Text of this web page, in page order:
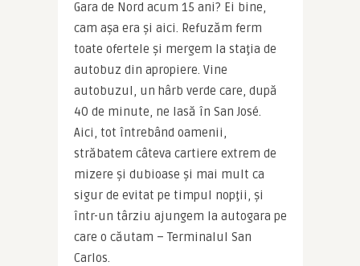
Gara de Nord acum 15 ani? Ei bine,
cam aşa era şi aici. Refuzăm ferm
toate ofertele şi mergem la staţia de
autobuz din apropiere. Vine
autobuzul, un hârb verde care, după
40 de minute, ne lasă în San José.
Aici, tot întrebând oamenii,
străbatem câteva cartiere extrem de
mizere şi dubioase şi mai mult ca
sigur de evitat pe timpul nopţii, şi
într-un târziu ajungem la autogara pe
care o căutam – Terminalul San
Carlos.